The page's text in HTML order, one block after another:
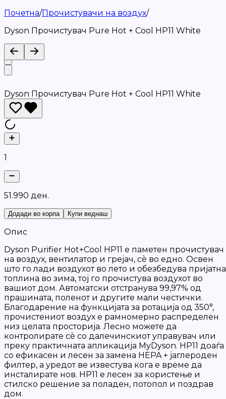
Почетна/Прочистувачи на воздух/
Dyson Прочистувач Pure Hot + Cool HP11 White
Dyson Прочистувач Pure Hot + Cool HP11 White
1
51.990 ден.
Додади во корпа Купи веднаш
Опис
Dyson Purifier Hot+Cool HP11 е паметен прочистувач
на воздух, вентилатор и грејач, сè во едно. Освен
што го лади воздухот во лето и обезбедува пријатна
топлина во зима, тој го прочистува воздухот во
вашиот дом. Автоматски отстранува 99,97% од
прашината, поленот и другите мали честички.
Благодарение на функцијата за ротација од 350°,
прочистениот воздух е рамномерно распределен
низ целата просторија. Лесно можете да
контролирате сè со далечинскиот управувач или
преку практичната апликација MyDyson. HP11 доаѓа
со ефикасен и лесен за замена HEPA + јаглероден
филтер, а уредот ве известува кога е време да
инсталирате нов. HP11 е лесен за користење и
стилско решение за поладен, потопол и поздрав
дом.